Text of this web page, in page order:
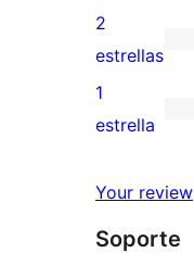
4
estrellas
valoraciones
de
3
estrellas
0
valoraciones
de
estrellas
2
estrellas
0
de
estrellas
1
estrella
Your review
Soporte